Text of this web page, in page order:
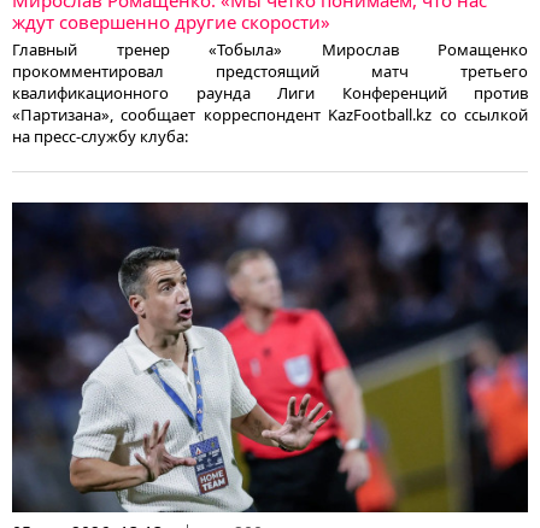
ждут совершенно другие скорости»
Главный тренер «Тобыла» Мирослав Ромащенко
прокомментировал предстоящий матч третьего
квалификационного раунда Лиги Конференций против
«Партизана», сообщает корреспондент KazFootball.kz со ссылкой
на пресс-службу клуба: